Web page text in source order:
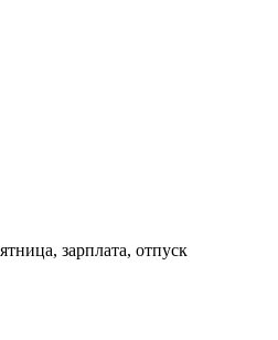
зарплата, отпуск